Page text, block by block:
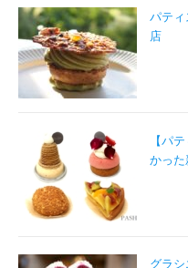
パテ
店
【パ
かった
グラシ